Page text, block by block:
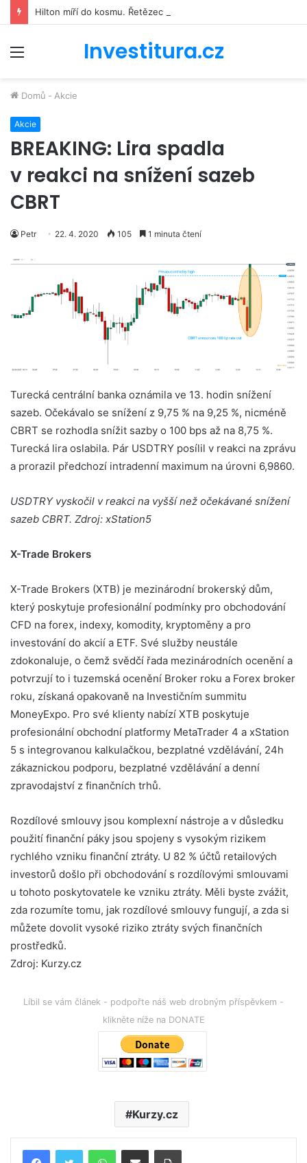
Investitura.cz
Domů - Akcie
Akcie
BREAKING: Lira spadla
v reakci na snížení sazeb
CBRT
Petr 22. 4. 2020 105 1 minuta čtení
Turecká centrální banka oznámila ve 13. hodin snížení
sazeb. Očekávalo se snížení z 9,75 % na 9,25 %, nicméně
CBRT se rozhodla snížit sazby o 100 bps až na 8,75 %.
Turecká lira oslabila. Pár USDTRY posílil v reakci na zprávu
a prorazil předchozí intradenní maximum na úrovni 6,9860.
USDTRY vyskočil v reakci na vyšší než očekávané snížení
sazeb CBRT. Zdroj: xStation5
X-Trade Brokers
X-Trade Brokers (XTB) je mezinárodní brokerský dům,
který poskytuje profesionální podmínky pro obchodování
CFD na forex, indexy, komodity, kryptoměny a pro
investování do akcií a ETF. Své služby neustále
zdokonaluje, o čemž svědčí řada mezinárodních ocenění a
potvrzují to i tuzemská ocenění Broker roku a Forex broker
roku, získaná opakovaně na Investičním summitu
MoneyExpo. Pro své klienty nabízí XTB poskytuje
profesionální obchodní platformy MetaTrader 4 a xStation
5 s integrovanou kalkulačkou, bezplatné vzdělávání, 24h
zákaznickou podporu, bezplatné vzdělávání a denní
zpravodajství z finančních trhů.
Rozdílové smlouvy jsou komplexní nástroje a v důsledku
použití finanční páky jsou spojeny s vysokým rizikem
rychlého vzniku finanční ztráty. U 82 % účtů retailových
investorů došlo při obchodování s rozdílovými smlouvami
u tohoto poskytovatele ke vzniku ztráty. Měli byste zvážit,
zda rozumíte tomu, jak rozdílové smlouvy fungují, a zda si
můžete dovolit vysoké riziko ztráty svých finančních
prostředků.
Zdroj: Kurzy.cz
Líbil se vám článek - podpořte náš web drobným příspěvkem -
klikněte níže na DONATE
Kurzy.cz
Poslat emailem